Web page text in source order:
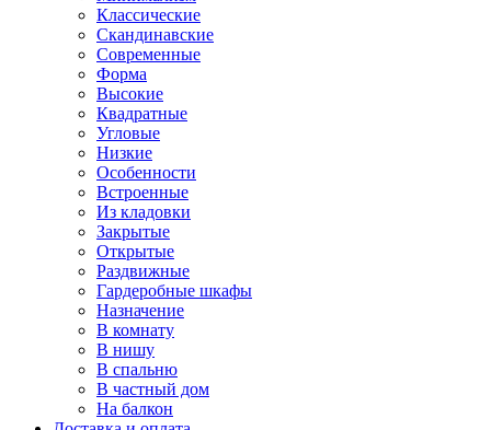
Классические
Скандинавские
Современные
Форма
Высокие
Квадратные
Угловые
Низкие
Особенности
Встроенные
Из кладовки
Закрытые
Открытые
Раздвижные
Гардеробные шкафы
Назначение
В комнату
В нишу
В спальню
В частный дом
На балкон